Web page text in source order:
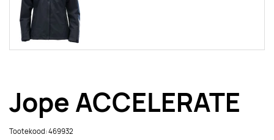
Jope ACCELERATE
Tootekood: 469932